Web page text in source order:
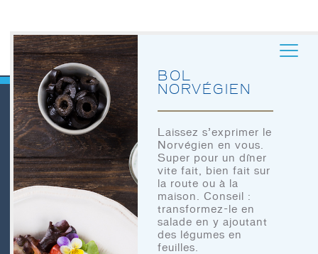
ACCUEIL
À TABLE
NOTRE HISTOIRE
NOS PRODUITS
BOL
NORVÉGIEN
Laissez s’exprimer le
Norvégien en vous.
Super pour un dîner
vite fait, bien fait sur
la route ou à la
maison. Conseil :
transformez-le en
salade en y ajoutant
des légumes en
feuilles.
QUICK LINKS
À TABLE